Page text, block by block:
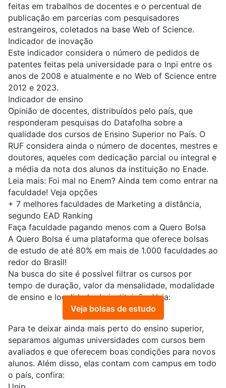
feitas em trabalhos de docentes e o percentual de
publicação em parcerias com pesquisadores
estrangeiros, coletados na base Web of Science.
Indicador de inovação
Este indicador considera o número de pedidos de
patentes feitas pela universidade para o Inpi entre os
anos de 2008 e atualmente e no Web of Science entre
2012 e 2023.
Indicador de ensino
Opinião de docentes, distribuídos pelo país, que
responderam pesquisas do Datafolha sobre a
qualidade dos cursos de Ensino Superior no País. O
RUF considera ainda o número de docentes, mestres e
doutores, aqueles com dedicação parcial ou integral e
a média da nota dos alunos da instituição no Enade.
Leia mais: Foi mal no Enem? Ainda tem como entrar na
faculdade! Veja opções
+ 7 melhores faculdades de Marketing a distância,
segundo EAD Ranking
Faça faculdade pagando menos com a Quero Bolsa
A Quero Bolsa é uma plataforma que oferece bolsas
de estudo de até 80% em mais de 1.000 faculdades ao
redor do Brasil!
Na busca do site é possível filtrar os cursos por
tempo de duração, valor da mensalidade, modalidade
de ensino e localidade da instituição. Veja:
Veja bolsas de estudo
Para te deixar ainda mais perto do ensino superior,
separamos algumas universidades com cursos bem
avaliados e que oferecem boas condições para novos
alunos. Além disso, elas contam com campus em todo
o país, confira: